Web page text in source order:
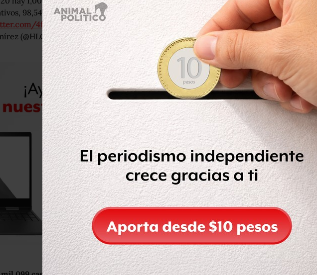
98,542 defunciones confirmadas y 750,190 personas
4fTOG0EiBH
(@HLGatell)November 16, 2020